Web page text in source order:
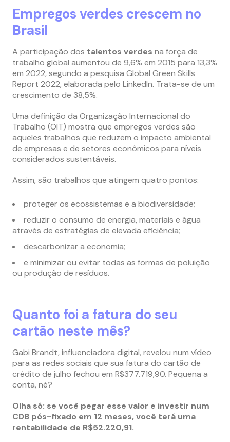
Empregos verdes crescem no
Brasil
A participação dos talentos verdes na força de
trabalho global aumentou de 9,6% em 2015 para 13,3%
em 2022, segundo a pesquisa Global Green Skills
Report 2022, elaborada pelo LinkedIn. Trata-se de um
crescimento de 38,5%.
Uma definição da Organização Internacional do
Trabalho (OIT) mostra que empregos verdes são
aqueles trabalhos que reduzem o impacto ambiental
de empresas e de setores econômicos para níveis
considerados sustentáveis.
Assim, são trabalhos que atingem quatro pontos:
proteger os ecossistemas e a biodiversidade;
reduzir o consumo de energia, materiais e água
através de estratégias de elevada eficiência;
descarbonizar a economia;
e minimizar ou evitar todas as formas de poluição
ou produção de resíduos.
Quanto foi a fatura do seu
cartão neste mês?
Gabi Brandt, influenciadora digital, revelou num vídeo
para as redes sociais que sua fatura do cartão de
crédito de julho fechou em R$377.719,90. Pequena a
conta, né?
Olha só: se você pegar esse valor e investir num
CDB pós-fixado em 12 meses, você terá uma
rentabilidade de R$52.220,91.